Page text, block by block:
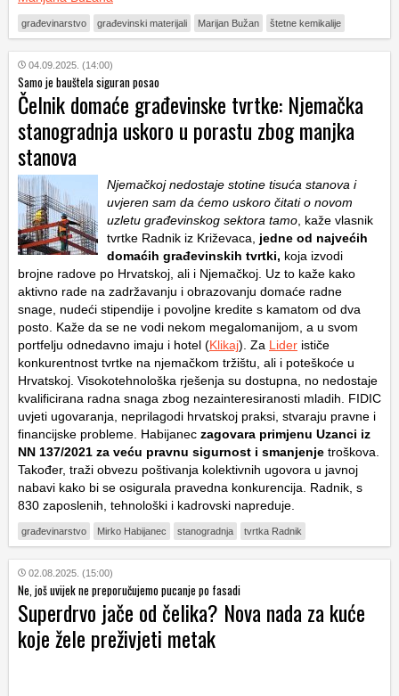
građevinarstvo građevinski materijali Marijan Bužan štetne kemikalije
04.09.2025. (14:00)
Samo je bauštela siguran posao
Čelnik domaće građevinske tvrtke: Njemačka
stanogradnja uskoro u porastu zbog manjka
stanova
Njemačkoj nedostaje stotine tisuća stanova i
uvjeren sam da ćemo uskoro čitati o novom
uzletu građevinskog sektora tamo, kaže vlasnik
tvrtke Radnik iz Križevaca, jedne od najvećih
domaćih građevinskih tvrtki, koja izvodi
brojne radove po Hrvatskoj, ali i Njemačkoj. Uz to kaže kako
aktivno rade na zadržavanju i obrazovanju domaće radne
snage, nudeći stipendije i povoljne kredite s kamatom od dva
posto. Kaže da se ne vodi nekom megalomanijom, a u svom
portfelju odnedavno imaju i hotel (Klikaj). Za Lider ističe
konkurentnost tvrtke na njemačkom tržištu, ali i poteškoće u
Hrvatskoj. Visokotehnološka rješenja su dostupna, no nedostaje
kvalificirana radna snaga zbog nezainteresiranosti mladih. FIDIC
uvjeti ugovaranja, neprilagodi hrvatskoj praksi, stvaraju pravne i
financijske probleme. Habijanec zagovara primjenu Uzanci iz
NN 137/2021 za veću pravnu sigurnost i smanjenje troškova.
Također, traži obvezu poštivanja kolektivnih ugovora u javnoj
nabavi kako bi se osigurala pravedna konkurencija. Radnik, s
830 zaposlenih, tehnološki i kadrovski napreduje.
građevinarstvo Mirko Habijanec stanogradnja tvrtka Radnik
02.08.2025. (15:00)
Ne, još uvijek ne preporučujemo pucanje po fasadi
Superdrvo jače od čelika? Nova nada za kuće
koje žele preživjeti metak